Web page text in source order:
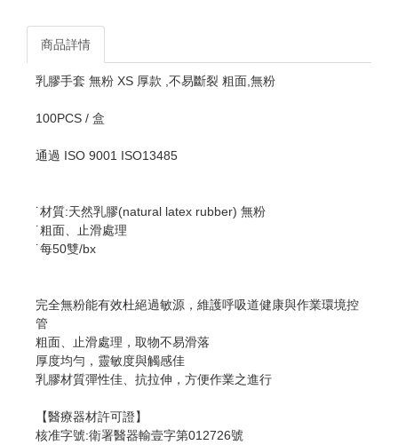
商品詳情
乳膠手套 無粉 XS 厚款 ,不易斷裂 粗面,無粉
100PCS / 盒
通過 ISO 9001 ISO13485
˙材質:天然乳膠(natural latex rubber) 無粉
˙粗面、止滑處理
˙每50雙/bx
完全無粉能有效杜絕過敏源，維護呼吸道健康與作業環境控
管
粗面、止滑處理，取物不易滑落
厚度均勻，靈敏度與觸感佳
乳膠材質彈性佳、抗拉伸，方便作業之進行
【醫療器材許可證】
核准字號:衛署醫器輸壹字第012726號